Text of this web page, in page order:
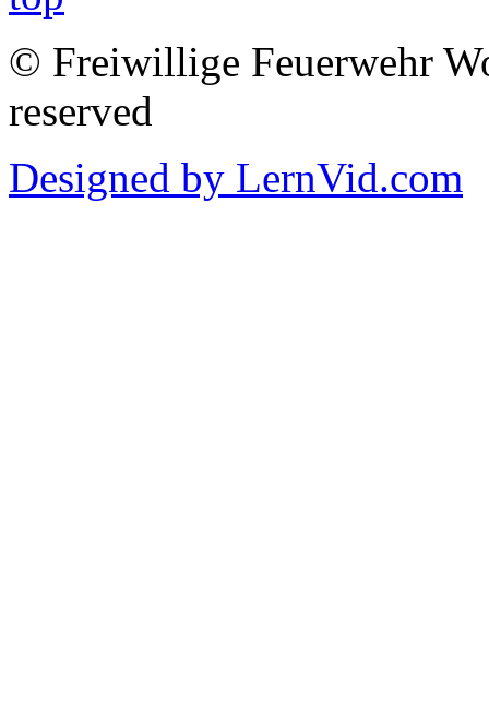
© Freiwillige Feuerwehr
reserved
Designed by LernVid.com